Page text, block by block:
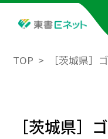
TOP ［茨城県］
［茨城県］